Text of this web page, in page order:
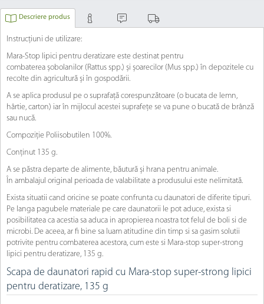
Descriere produs
Instrucțiuni de utilizare:
Mara-Stop lipici pentru deratizare este destinat pentru
combaterea șobolanilor (Rattus spp.) și șoarecilor (Mus spp.) în depozitele cu
recolte din agricultură și în gospodării.
A se aplica produsul pe o suprafață corespunzătoare (o bucata de lemn,
hârtie, carton) iar în mijlocul acestei suprafețe se va pune o bucată de brânză
sau nucă.
Compoziție Poliisobutilen 100%.
Conținut 135 g.
A se păstra departe de alimente, băutură și hrana pentru animale.
În ambalajul origina l perioada de valabilitate a produsului este nelimitată.
Exista situatii cand oricine se poate confrunta cu daunatori de diferite tipuri.
Pe langa pagubele materiale pe care daunatorii le pot aduce, exista si
posibilitatea ca acestia sa aduca in apropierea noastra tot felul de boli si de
microbi. De aceea, ar fi bine sa luam atitudine din timp si sa gasim solutii
potrivite pentru combaterea acestora, cum este si Mara-stop super-strong
lipici pentru deratizare, 135 g.
Scapa de daunatori rapid cu Mara-stop super-strong lipici
pentru deratizare, 135 g